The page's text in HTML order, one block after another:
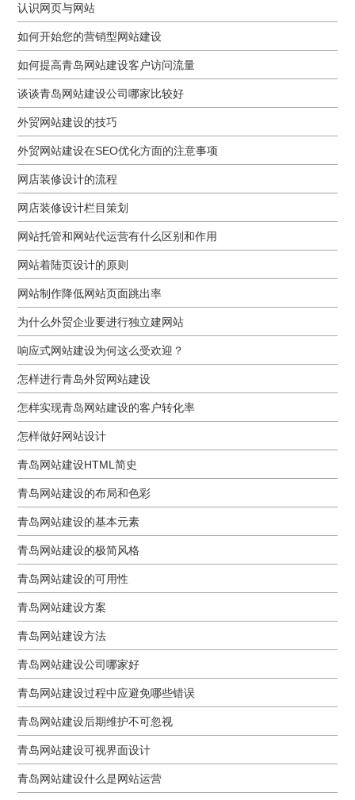
认识网页与网站
如何开始您的营销型网站建设
如何提高青岛网站建设客户访问流量
谈谈青岛网站建设公司哪家比较好
外贸网站建设的技巧
外贸网站建设在SEO优化方面的注意事项
网店装修设计的流程
网店装修设计栏目策划
网站托管和网站代运营有什么区别和作用
网站着陆页设计的原则
网站制作降低网站页面跳出率
为什么外贸企业要进行独立建网站
响应式网站建设为何这么受欢迎？
怎样进行青岛外贸网站建设
怎样实现青岛网站建设的客户转化率
怎样做好网站设计
青岛网站建设HTML简史
青岛网站建设的布局和色彩
青岛网站建设的基本元素
青岛网站建设的极简风格
青岛网站建设的可用性
青岛网站建设方案
青岛网站建设方法
青岛网站建设公司哪家好
青岛网站建设过程中应避免哪些错误
青岛网站建设后期维护不可忽视
青岛网站建设可视界面设计
青岛网站建设什么是网站运营